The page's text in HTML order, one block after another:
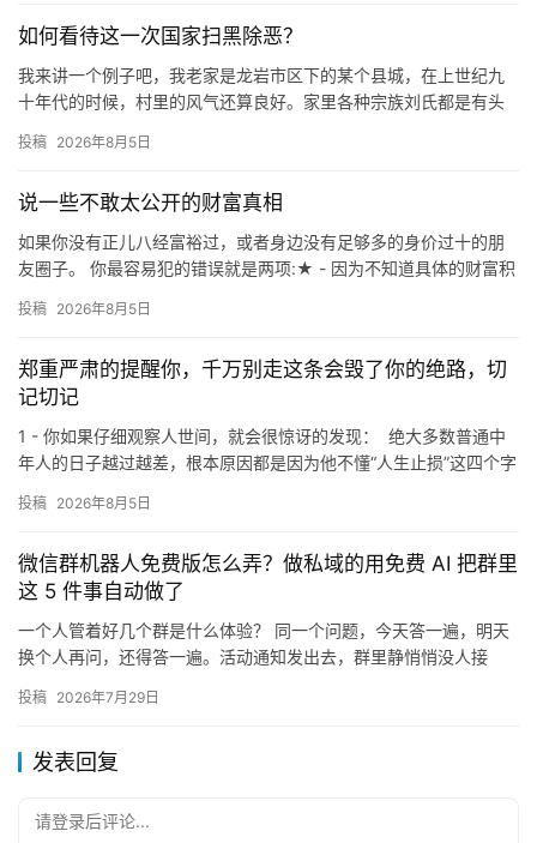
如何看待这一次国家扫黑除恶？
我来讲一个例子吧，我老家是龙岩市区下的某个县城，在上世纪九
十年代的时候，村里的风气还算良好。家里各种宗族刘氏都是有头
会的成…
投稿 2026年8月5日
说一些不敢太公开的财富真相
如果你没有正儿八经富裕过，或者身边没有足够多的身价过十的朋
友圈子。 你最容易犯的错误就是两项:★ - 因为不知道具体的财富积
投稿 2026年8月5日
郑重严肃的提醒你，千万别走这条会毁了你的绝路，切
记切记
1 - 你如果仔细观察人世间，就会很惊讶的发现： 绝大多数普通中
年人的日子越过越差，根本原因都是因为他不懂“人生止损”这四个字
投稿 2026年8月5日
微信群机器人免费版怎么弄？做私域的用免费 AI 把群里
这 5 件事自动做了
一个人管着好几个群是什么体验？ 同一个问题，今天答一遍，明天
换个人再问，还得答一遍。活动通知发出去，群里静悄悄没人接
回…
投稿 2026年7月29日
发表回复
请登录后评论...